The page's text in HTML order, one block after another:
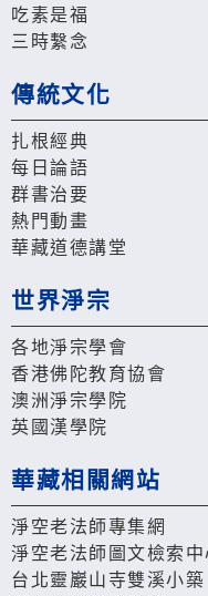
吃素是福
三時繫念
傳統文化
扎根經典
每日論語
群書治要
熱門動畫
華藏道德講堂
世界淨宗
各地淨宗學會
香港佛陀教育協會
澳洲淨宗學院
英國漢學院
華藏相關網站
淨空老法師專集網
淨空老法師圖文檢索中
台北靈巖山寺雙溪小築